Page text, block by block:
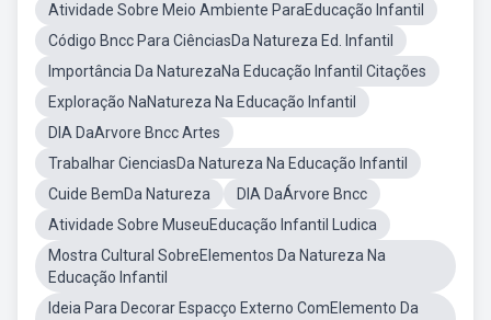
Atividade Sobre Meio Ambiente ParaEducação Infantil
Código Bncc Para CiênciasDa Natureza Ed. Infantil
Importância Da NaturezaNa Educação Infantil Citações
Exploração NaNatureza Na Educação Infantil
DIA DaArvore Bncc Artes
Trabalhar CienciasDa Natureza Na Educação Infantil
Cuide BemDa Natureza
DIA DaÁrvore Bncc
Atividade Sobre MuseuEducação Infantil Ludica
Mostra Cultural SobreElementos Da Natureza Na
Educação Infantil
Ideia Para Decorar Espacço Externo ComElemento Da